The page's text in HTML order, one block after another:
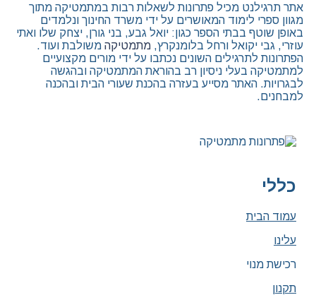
אתר תרגילנט מכיל פתרונות לשאלות רבות במתמטיקה מתוך
מגוון ספרי לימוד המאושרים על ידי משרד החינוך ונלמדים
באופן שוטף בבתי הספר כגון: יואל גבע, בני גורן, יצחק שלו ואתי
עוזרי, גבי יקואל ורחל בלומנקרץ, מתמטיקה משולבת ועוד.
הפתרונות לתרגילים השונים נכתבו על ידי מורים מקצועיים
למתמטיקה בעלי ניסיון רב בהוראת המתמטיקה ובהגשה
לבגרויות. האתר מסייע בעזרה בהכנת שעורי הבית ובהכנה
למבחנים.
כללי
עמוד הבית
עלינו
רכישת מנוי
תקנון